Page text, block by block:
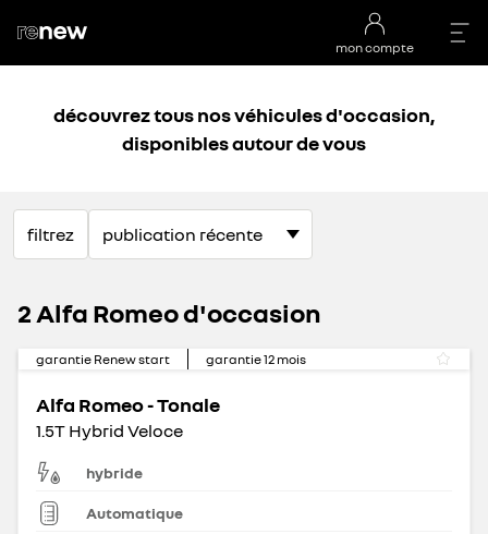
mon compte
découvrez tous nos véhicules d'occasion,
disponibles autour de vous
filtrez
2 Alfa Romeo d'occasion
garantie Renew start garantie12 mois
Alfa Romeo - Tonale
1.5T Hybrid Veloce
hybride
Automatique